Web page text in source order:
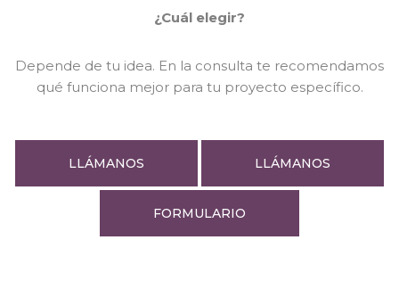
¿Cuál elegir?
Depende de tu idea. En la consulta te recomendamos
qué funciona mejor para tu proyecto específico.
LLÁMANOS LLÁMANOS
FORMULARIO